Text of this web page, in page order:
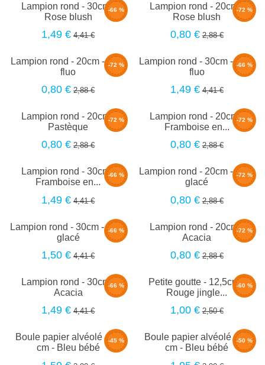
-66 %
Lampion rond - 30cm -
Rose blush
1,49 € 4,41 €
-72 %
Lampion rond - 20cm -
Rose blush
0,80 € 2,88 €
-72 %
Lampion rond - 20cm - Pink
fluo
0,80 € 2,88 €
-66 %
Lampion rond - 30cm - Pink
fluo
1,49 € 4,41 €
-72 %
Lampion rond - 20cm -
Pastèque
0,80 € 2,88 €
-72 %
Lampion rond - 20cm -
Framboise en...
0,80 € 2,88 €
-66 %
Lampion rond - 30cm -
Framboise en...
1,49 € 4,41 €
-72 %
Lampion rond - 20cm - Bleu
glacé
0,80 € 2,88 €
-66 %
Lampion rond - 30cm - Bleu
glacé
1,50 € 4,41 €
-72 %
Lampion rond - 20cm -
Acacia
0,80 € 2,88 €
-66 %
Lampion rond - 30cm -
Acacia
1,49 € 4,41 €
-60 %
Petite goutte - 12,5cm -
Rouge jingle...
1,00 € 2,50 €
-45 %
Boule papier alvéolé - 20
cm - Bleu bébé
-50 %
Boule papier alvéolé - 30
cm - Bleu bébé